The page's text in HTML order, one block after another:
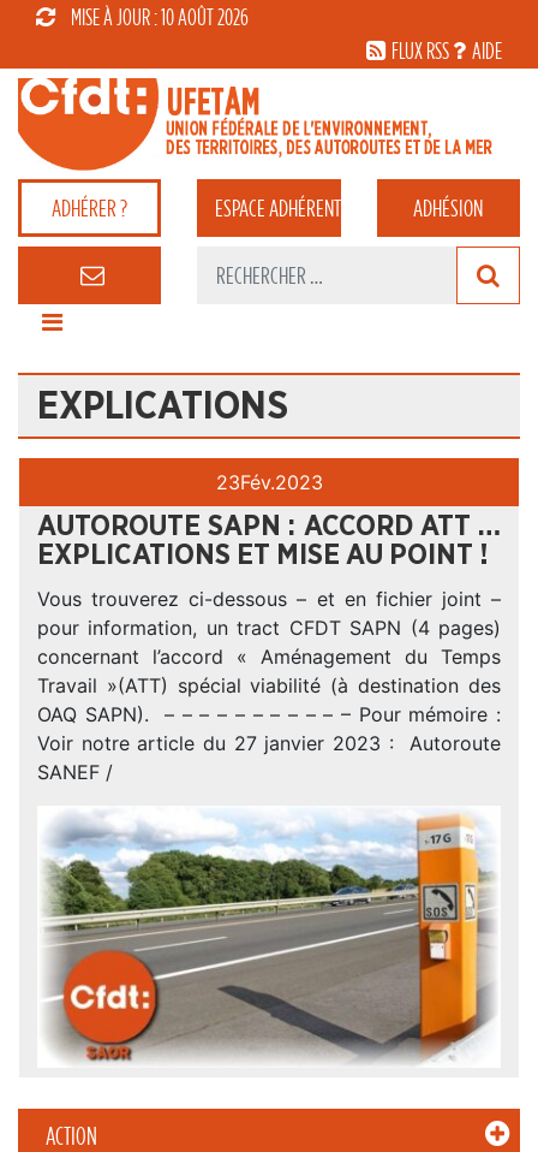
MISE À JOUR : 10 AOÛT 2026
FLUX RSS
AIDE
ADHÉRER ? ESPACEADHÉRENT ADHÉSION
EXPLICATIONS
ACTION
23Fév.2023
AUTOROUTE SAPN : ACCORD ATT …
EXPLICATIONS ET MISE AU POINT !
Vous trouverez ci-dessous – et en fichier joint –
pour information, un tract CFDT SAPN (4 pages)
concernant l’accord « Aménagement du Temps
Travail »(ATT) spécial viabilité (à destination des
OAQ SAPN). – – – – – – – – – – – Pour mémoire :
Voir notre article du 27 janvier 2023 : Autoroute
SANEF /